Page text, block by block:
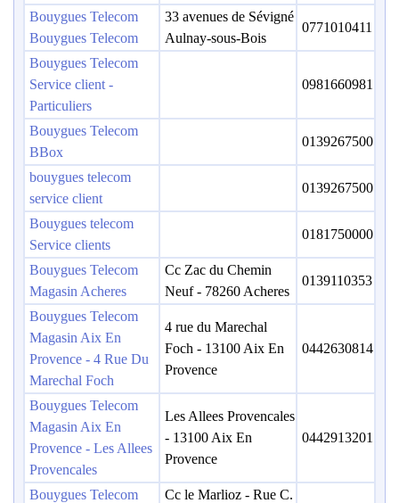
Bouygues Telecom
Bouygues Telecom
33 avenues de Sévigné
Aulnay-sous-Bois
0771010411
Bouygues Telecom
Service client -
Particuliers
0981660981
Bouygues Telecom
BBox
0139267500
bouygues telecom
service client
0139267500
Bouygues telecom
Service clients
0181750000
Bouygues Telecom
Magasin Acheres
Cc Zac du Chemin
Neuf - 78260 Acheres
0139110353
Bouygues Telecom
Magasin Aix En
Provence - 4 Rue Du
Marechal Foch
4 rue du Marechal
Foch - 13100 Aix En
Provence
0442630814
Bouygues Telecom
Magasin Aix En
Provence - Les Allees
Provencales
Les Allees Provencales
- 13100 Aix En
Provence
0442913201
Bouygues Telecom
Cc le Marlioz - Rue C.